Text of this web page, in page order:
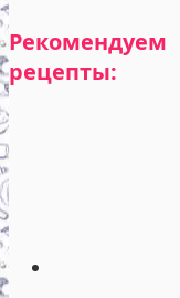
Рекомендуем
рецепты: